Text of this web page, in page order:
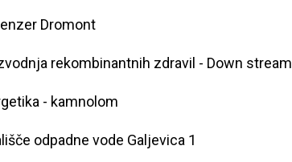
Dromont
rekombinantnih zdravil - Down stream
- kamnolom
odpadne vode Galjevica 1